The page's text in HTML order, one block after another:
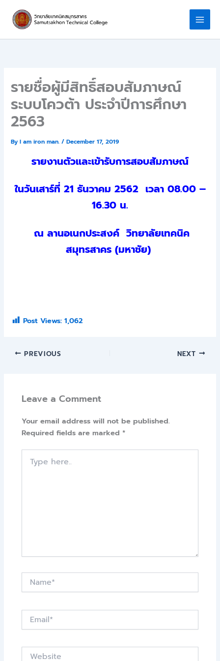
content
รายชื่อผู้มีสิทธิ์สอบสัมภาษณ์
ระบบโควต้า ประจำปีการศึกษา
2563
ByI am iron man./December 17, 2019
รายงานตัวและเข้ารับการสอบสัมภาษณ์
ในวันเสาร์ที่ 21 ธันวาคม 2562 เวลา 08.00 –
16.30 น.
ณ ลานอเนกประสงค์ วิทยาลัยเทคนิค
สมุทรสาคร (มหาชัย)
Post Views: 1,062
PREVIOUS NEXT
Leave a Comment
Your email address will not be published.
Required fields are marked*
here..
Email*
Website